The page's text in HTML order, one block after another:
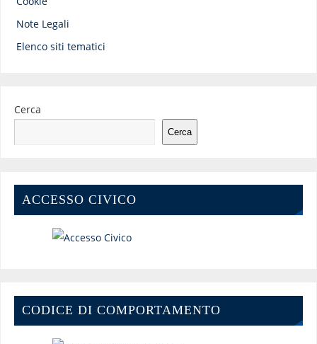
Note Legali
Elenco siti tematici
Cerca
Cerca
ACCESSO CIVICO
CODICE DI COMPORTAMENTO